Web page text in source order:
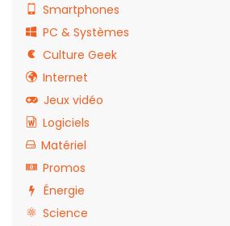
Smartphones
PC & Systèmes
Culture Geek
Internet
Jeux vidéo
Logiciels
Matériel
Promos
Énergie
Science